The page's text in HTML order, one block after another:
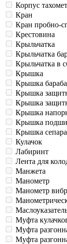
Корпус
Кран
Кран пробно-
Крестовина
Крыльчатка
Крыльчатка
Крыльчатка в
Крышка
Крышка
Крышка
Крышка
Крышка
Крышка
Крышка
Кулачок
Лабиринт
Лента для
Манжета
Манометр
Манометр
Муфта
Муфта
Муфта